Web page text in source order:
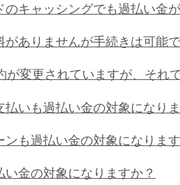
のキャッシングでも過払い金
ありませんが手続きは可能
が変更されていますが、それ
払いも過払い金の対象になり
も過払い金の対象になりま
金の対象になりますか？